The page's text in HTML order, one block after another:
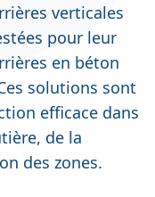
verticales
pour leur
en béton
solutions sont
efficace dans
de la
des zones.